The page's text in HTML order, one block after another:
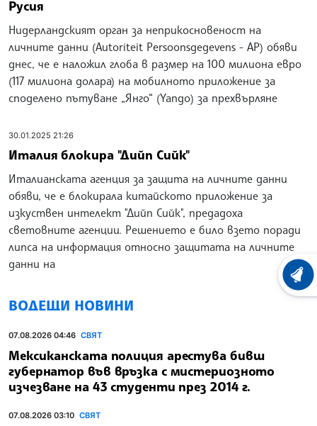
Русия
Нидерландският орган за неприкосновеност на
личните данни (Autoriteit Persoonsgegevens - AP) обяви
днес, че е наложил глоба в размер на 100 милиона евро
(117 милиона долара) на мобилното приложение за
споделено пътуване „Янго“ (Yango) за прехвърляне
30.01.2025 21:26
Италия блокира "Дийп Сийк"
Италианската агенция за защита на личните данни
обяви, че е блокирала китайското приложение за
изкуствен интелект "Дийп Сийк", предадоха
световните агенции. Решението е било взето поради
липса на информация относно защитата на личните
данни на
ВОДЕЩИ НОВИНИ
07.08.2026 04:46 СВЯТ
Мексиканската полиция арестува бивш
губернатор във връзка с мистериозното
изчезване на 43 студенти през 2014 г.
07.08.2026 03:10 СВЯТ